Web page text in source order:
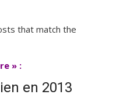
that match the
» :
en 2013